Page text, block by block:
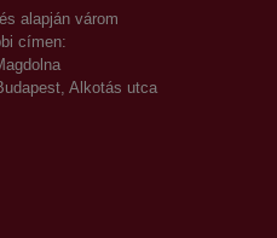
megváltozott!
heg gyengeségét
alapján várom
címen:
Alkotás utca